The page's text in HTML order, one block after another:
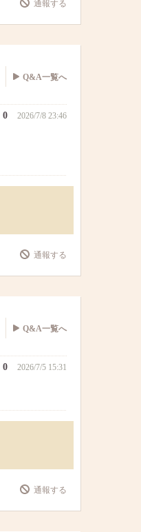
通報する
Q&A一覧へ
0 2026/7/8 23:46
通報する
Q&A一覧へ
0 2026/7/5 15:31
通報する